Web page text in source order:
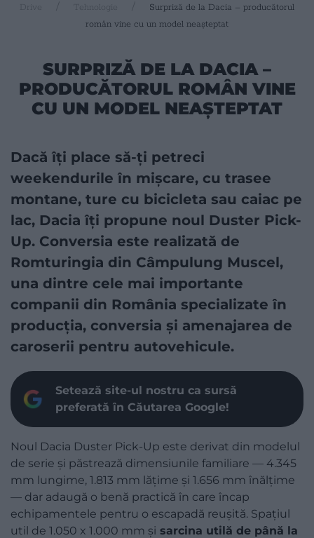
Drive
Surpriză de la Dacia – producătorul
român vine cu un model neașteptat
SURPRIZĂ DE LA DACIA –
PRODUCĂTORUL ROMÂN VINE
CU UN MODEL NEAȘTEPTAT
Dacă îți place să-ți petreci
weekendurile în mișcare, cu trasee
montane, ture cu bicicleta sau caiac pe
lac, Dacia îți propune noul Duster Pick-
Up. Conversia este realizată de
Romturingia din Câmpulung Muscel,
una dintre cele mai importante
companii din România specializate în
producția, conversia și amenajarea de
caroserii pentru autovehicule.
Setează site-ul nostru ca sursă
preferată în Căutarea Google!
Noul Dacia Duster Pick-Up este derivat din modelul
de serie și păstrează dimensiunile familiare — 4.345
mm lungime, 1.813 mm lățime și 1.656 mm înălțime
— dar adaugă o benă practică în care încap
echipamentele pentru o escapadă reușită. Spațiul
util de 1.050 x 1.000 mm și sarcina utilă de până la